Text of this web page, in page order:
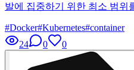
발에 집중하기 위한 최소 범위
#Docker#Kubernetes#container
24
0 0